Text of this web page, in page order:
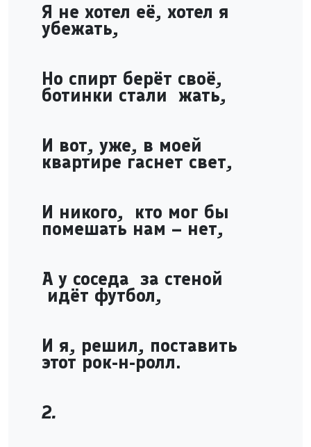
Я не хотел её, хотел я
убежать,
Но спирт берёт своё,
ботинки стали жать,
И вот, уже, в моей
квартире гаснет свет,
И никого, кто мог бы
помешать нам – нет,
А у соседа за стеной
идёт футбол,
И я, решил, поставить
этот рок-н-ролл.
2.